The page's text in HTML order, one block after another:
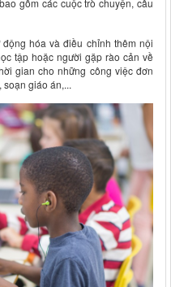
gồm các cuộc trò chuyện, câu
hóa và điều chỉnh thêm nội
tập hoặc người gặp rào cản về
gian cho những công việc đơn
giáo án,...